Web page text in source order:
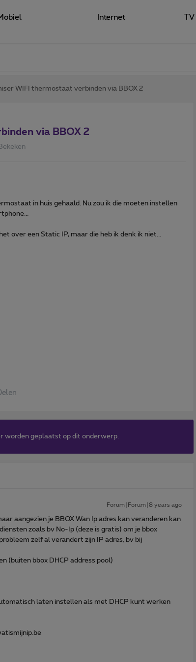
Internet
WIFI thermostaat verbinden via BBOX 2
via BBOX 2
in huis gehaald. Nu zou ik die moeten instellen
over een Static IP, maar die heb ik denk ik niet...
Delen
worden geplaatst op dit onderwerp.
Forum|Forum|8 years ago
aangezien je BBOX Wan Ip adres kan veranderen kan
zoals bv No-Ip (deze is gratis) om je bbox
zelf al verandert zijn IP adres, bv bij
(buiten bbox DHCP address pool)
laten instellen als met DHCP kunt werken